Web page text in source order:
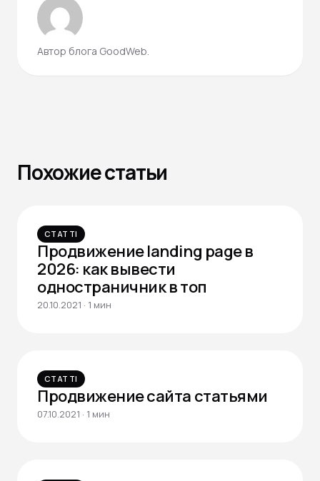
Автор блога GoodWeb.
Похожие статьи
СТАТТІ
Продвижение landing page в
2026: как вывести
одностраничник в топ
20.10.2021 · 1 мин
СТАТТІ
Продвижение сайта статьями
07.10.2021 · 1 мин